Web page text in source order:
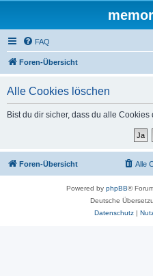
FAQ
Foren-Übersicht
Alle Cookies löschen
Bist du dir sicher, dass du alle
Foren-Übersicht Alle
Powered by phpBB®
Deutsche
Datenschutz|